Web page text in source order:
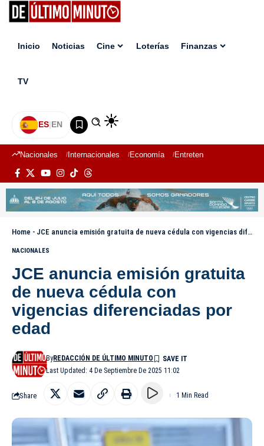
Inicio Noticias Cine Loterías Finanzas
TV
ES|EN
Nacionales Internacionales Economía Entretenimiento
Home - JCE anuncia emisión gratuita de nueva cédula con vigencias diferenciadas por edad
NACIONALES
JCE anuncia emisión gratuita
de nueva cédula con
vigencias diferenciadas por
edad
Last Updated: 4 De Septiembre De 2025 11:02
ByREDACCIÓN DE ÚLTIMO MINUTO
Share 1 Min Read